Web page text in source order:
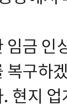
임금 인
복구하
현지